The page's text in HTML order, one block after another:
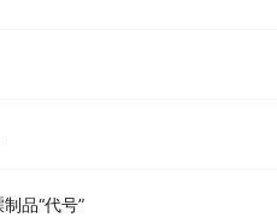
品“代号”